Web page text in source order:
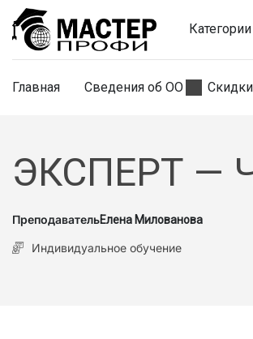
Категории
Главная Сведения об ОО Скидки
ЭКСПЕРТ —
ПреподавательЕлена Милованова
Индивидуальное обучение